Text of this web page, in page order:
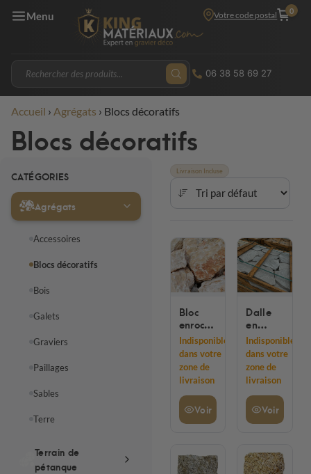
Menu Votre code postal 0
06 38 58 69 27
Accueil › Agrégats › Blocs décoratifs
Blocs décoratifs
CATÉGORIES
Agrégats
Accessoires
Blocs décoratifs
Bois
Galets
Graviers
Paillages
Sables
Terre
Terrain de
pétanque
Livraison Incluse
Bloc
enrochement
0.5 A
1.0
tonne
Indisponible
dans votre
zone de
livraison
Voir
Dalle
en
Quartzite
du
Brésil -
Pierre
Naturelle
pour
Extérieur
Indisponible
dans votre
zone de
livraison
Voir